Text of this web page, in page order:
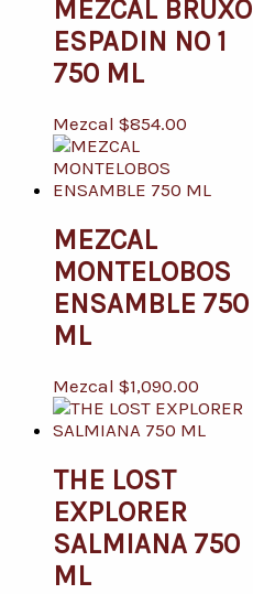
MEZCAL BRUXO
ESPADIN N0 1
750 ML
Mezcal $854.00
MEZCAL
MONTELOBOS
ENSAMBLE 750
ML
Mezcal $1,090.00
THE LOST
EXPLORER
SALMIANA 750
ML